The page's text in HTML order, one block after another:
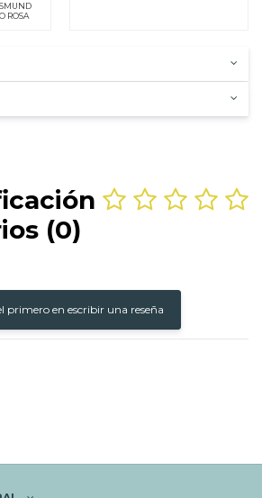
ROSA
(0)
primero en escribir una reseña